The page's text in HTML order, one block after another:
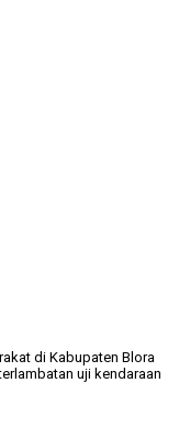
di Kabupaten Blora
uji kendaraan